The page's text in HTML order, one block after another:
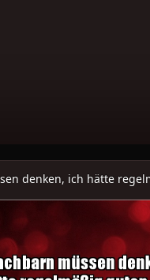
denken, ich hätte